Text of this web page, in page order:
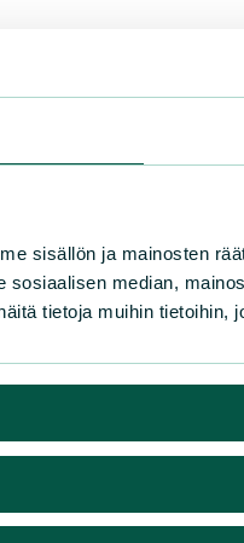
sisällön ja mainosten
sosiaalisen median,
tietoja muihin tietoihin,